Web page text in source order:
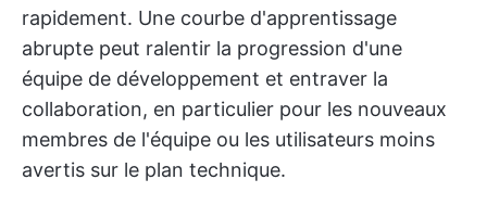
rapidement. Une courbe d'apprentissage
abrupte peut ralentir la progression d'une
équipe de développement et entraver la
collaboration, en particulier pour les nouveaux
membres de l'équipe ou les utilisateurs moins
avertis sur le plan technique.